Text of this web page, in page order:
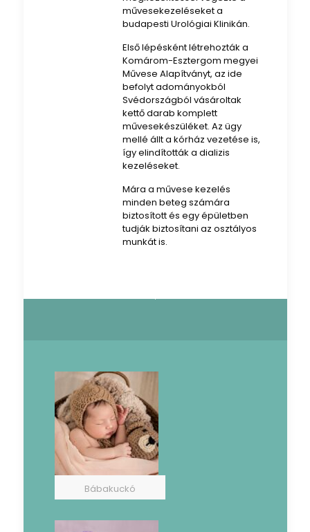
művesekezeléseket a
budapesti Urológiai Klinikán.
Első lépésként létrehozták a
Komárom-Esztergom megyei
Művese Alapítványt, az ide
befolyt adományokból
Svédországból vásároltak
kettő darab komplett
művesekészüléket. Az ügy
mellé állt a kórház vezetése is,
így elindították a dializis
kezeléseket.
Mára a művese kezelés
minden beteg számára
biztosított és egy épületben
tudják biztosítani az osztályos
munkát is.
Bábakuckó